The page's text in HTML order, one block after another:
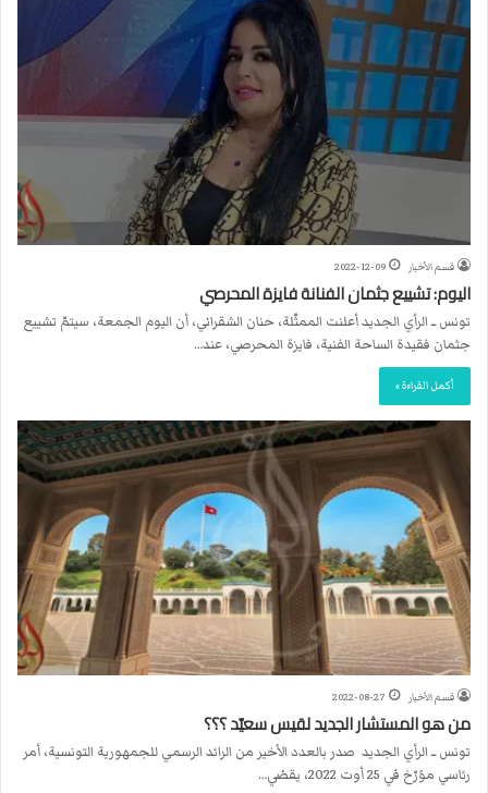
قسم الأخبار 2022-12-09
اليوم: تشييع جثمان الفنانة فايزة المحرصي
تونس ــ الرأي الجديد أعلنت الممثّلة، حنان الشقراني، أن اليوم الجمعة، سيتمّ تشييع
جثمان فقيدة الساحة الفنية، فايزة المحرصي، عند…
أكمل القراءة »
قسم الأخبار 2022-08-27
من هو المستشار الجديد لقيس سعيّد ؟؟؟
تونس ــ الرأي الجديد صدر بالعدد الأخير من الرائد الرسمي للجمهورية التونسية، أمر
رئاسي مؤرّخ في 25 أوت 2022، يقضي…